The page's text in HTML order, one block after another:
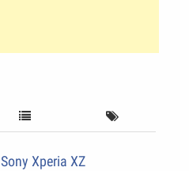
Sony Xperia XZ